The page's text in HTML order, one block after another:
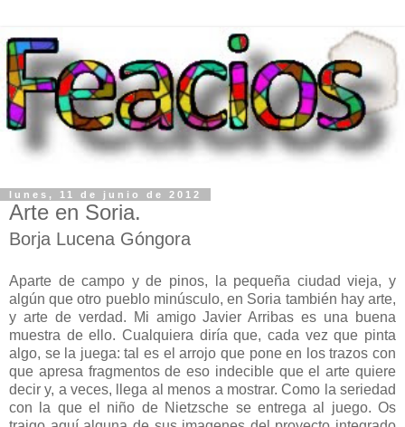
lunes, 11 de junio de 2012
Arte en Soria.
Borja Lucena Góngora
Aparte de campo y de pinos, la pequeña ciudad vieja, y
algún que otro pueblo minúsculo, en Soria también hay arte,
y arte de verdad. Mi amigo Javier Arribas es una buena
muestra de ello. Cualquiera diría que, cada vez que pinta
algo, se la juega: tal es el arrojo que pone en los trazos con
que apresa fragmentos de eso indecible que el arte quiere
decir y, a veces, llega al menos a mostrar. Como la seriedad
con la que el niño de Nietzsche se entrega al juego. Os